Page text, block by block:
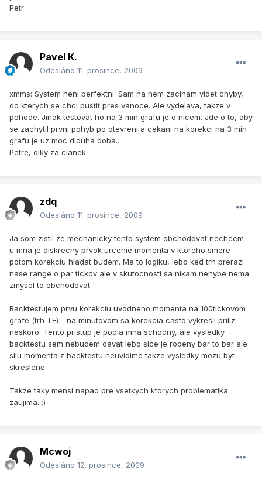
Petr
Pavel K.
Odesláno 11. prosince, 2009
xmms: System neni perfektni. Sam na nem zacinam videt chyby,
do kterych se chci pustit pres vanoce. Ale vydelava, takze v
pohode. Jinak testovat ho na 3 min grafu je o nicem. Jde o to, aby
se zachytil prvni pohyb po otevreni a cekani na korekci na 3 min
grafu je uz moc dlouha doba..
Petre, diky za clanek.
zdq
Odesláno 11. prosince, 2009
Ja som zistil ze mechanicky tento system obchodovat nechcem -
u mna je diskrecny prvok urcenie momenta v ktoreho smere
potom korekciu hladat budem. Ma to logiku, lebo ked trh prerazi
nase range o par tickov ale v skutocnosti sa nikam nehybe nema
zmysel to obchodovat.
Backtestujem prvu korekciu uvodneho momenta na 100tickovom
grafe (trh TF) - na minutovom sa korekcia casto vykresli priliz
neskoro. Tento pristup je podla mna schodny, ale vysledky
backtestu sem nebudem davat lebo sice je robeny bar to bar ale
silu momenta z backtestu neuvidime takze vysledky mozu byt
skreslene.
Takze taky mensi napad pre vsetkych ktorych problematika
zaujima. :)
Mcwoj
Odesláno 12. prosince, 2009